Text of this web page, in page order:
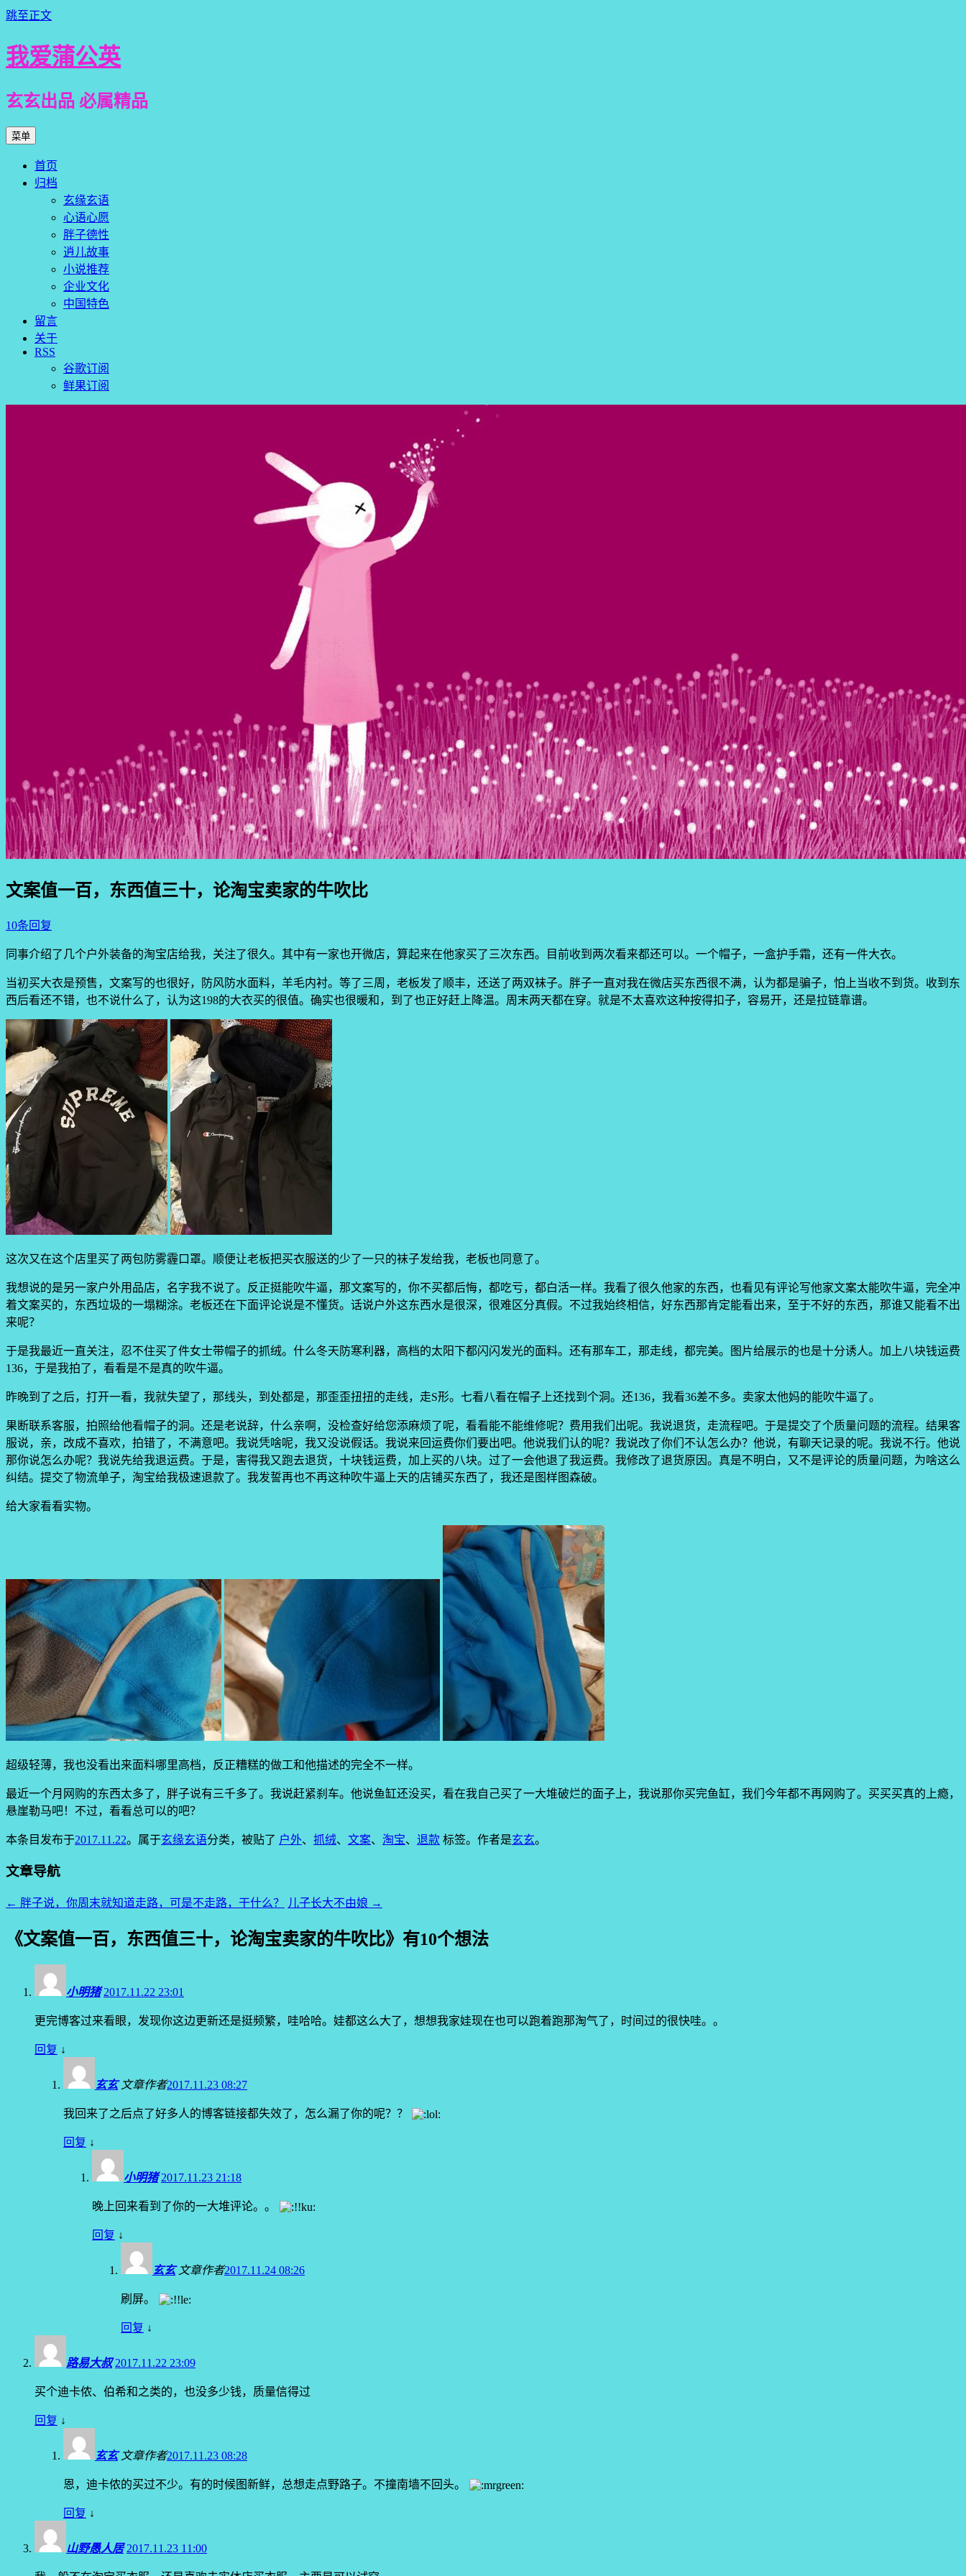
跳至正文
我爱蒲公英
玄玄出品 必属精品
菜单
首页
归档
玄缘玄语
心语心愿
胖子德性
逍儿故事
小说推荐
企业文化
中国特色
留言
关于
RSS
谷歌订阅
鲜果订阅
文案值一百，东西值三十，论淘宝卖家的牛吹比
10条回复
同事介绍了几个户外装备的淘宝店给我，关注了很久。其中有一家也开微店，算起来在他家买了三次东西。目前收到两次看来都还可以。一个帽子，一盒护手霜，还有一件大衣。
当初买大衣是预售，文案写的也很好，防风防水面料，羊毛内衬。等了三周，老板发了顺丰，还送了两双袜子。胖子一直对我在微店买东西很不满，认为都是骗子，怕上当收不到货。收到东
西后看还不错，也不说什么了，认为这198的大衣买的很值。确实也很暖和，到了也正好赶上降温。周末两天都在穿。就是不太喜欢这种按得扣子，容易开，还是拉链靠谱。
这次又在这个店里买了两包防雾霾口罩。顺便让老板把买衣服送的少了一只的袜子发给我，老板也同意了。
我想说的是另一家户外用品店，名字我不说了。反正挺能吹牛逼，那文案写的，你不买都后悔，都吃亏，都白活一样。我看了很久他家的东西，也看见有评论写他家文案太能吹牛逼，完全冲
着文案买的，东西垃圾的一塌糊涂。老板还在下面评论说是不懂货。话说户外这东西水是很深，很难区分真假。不过我始终相信，好东西那肯定能看出来，至于不好的东西，那谁又能看不出
来呢？
于是我最近一直关注，忍不住买了件女士带帽子的抓绒。什么冬天防寒利器，高档的太阳下都闪闪发光的面料。还有那车工，那走线，都完美。图片给展示的也是十分诱人。加上八块钱运费
136，于是我拍了，看看是不是真的吹牛逼。
昨晚到了之后，打开一看，我就失望了，那线头，到处都是，那歪歪扭扭的走线，走S形。七看八看在帽子上还找到个洞。还136，我看36差不多。卖家太他妈的能吹牛逼了。
果断联系客服，拍照给他看帽子的洞。还是老说辞，什么亲啊，没检查好给您添麻烦了呢，看看能不能维修呢？费用我们出呢。我说退货，走流程吧。于是提交了个质量问题的流程。结果客
服说，亲，改成不喜欢，拍错了，不满意吧。我说凭啥呢，我又没说假话。我说来回运费你们要出吧。他说我们认的呢？我说改了你们不认怎么办？他说，有聊天记录的呢。我说不行。他说
那你说怎么办呢？我说先给我退运费。于是，害得我又跑去退货，十块钱运费，加上买的八块。过了一会他退了我运费。我修改了退货原因。真是不明白，又不是评论的质量问题，为啥这么
纠结。提交了物流单子，淘宝给我极速退款了。我发誓再也不再这种吹牛逼上天的店铺买东西了，我还是图样图森破。
给大家看看实物。
超级轻薄，我也没看出来面料哪里高档，反正糟糕的做工和他描述的完全不一样。
最近一个月网购的东西太多了，胖子说有三千多了。我说赶紧刹车。他说鱼缸还没买，看在我自己买了一大堆破烂的面子上，我说那你买完鱼缸，我们今年都不再网购了。买买买真的上瘾，
悬崖勒马吧！不过，看看总可以的吧？
本条目发布于2017.11.22。属于玄缘玄语分类，被贴了 户外、 抓绒、 文案、 淘宝、 退款 标签。 作者是玄玄。
文章导航
← 胖子说，你周末就知道走路，可是不走路，干什么？ 儿子长大不由娘 →
《文案值一百，东西值三十，论淘宝卖家的牛吹比》有10个想法
小明猪 2017.11.22 23:01
更完博客过来看眼，发现你这边更新还是挺频繁，哇哈哈。娃都这么大了，想想我家娃现在也可以跑着跑那淘气了，时间过的很快哇。。
回复 ↓
玄玄 文章作者2017.11.23 08:27
我回来了之后点了好多人的博客链接都失效了，怎么漏了你的呢？？
回复 ↓
小明猪 2017.11.23 21:18
晚上回来看到了你的一大堆评论。。
回复 ↓
玄玄 文章作者2017.11.24 08:26
刷屏。
回复 ↓
路易大叔 2017.11.22 23:09
买个迪卡侬、伯希和之类的，也没多少钱，质量信得过
回复 ↓
玄玄 文章作者2017.11.23 08:28
恩，迪卡侬的买过不少。有的时候图新鲜，总想走点野路子。不撞南墙不回头。
回复 ↓
山野愚人居 2017.11.23 11:00